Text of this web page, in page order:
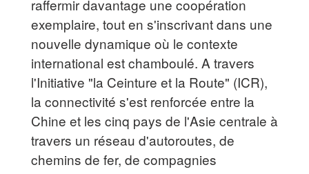
raffermir davantage une coopération
exemplaire, tout en s'inscrivant dans une
nouvelle dynamique où le contexte
international est chamboulé. A travers
l'Initiative "la Ceinture et la Route" (ICR),
la connectivité s'est renforcée entre la
Chine et les cinq pays de l'Asie centrale à
travers un réseau d'autoroutes, de
chemins de fer, de compagnies